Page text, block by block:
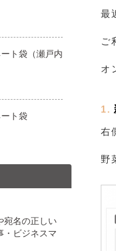
ト袋（瀬戸内
ト袋
宛名の正しい
・ビジネスマ
最
ご
オ
右
野